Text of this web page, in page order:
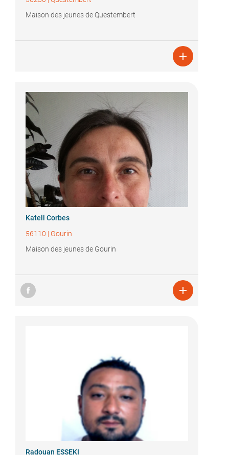
Maison des jeunes de Questembert

Katell Corbes
56110 | Gourin
Maison des jeunes de Gourin

Radouan ESSEKI